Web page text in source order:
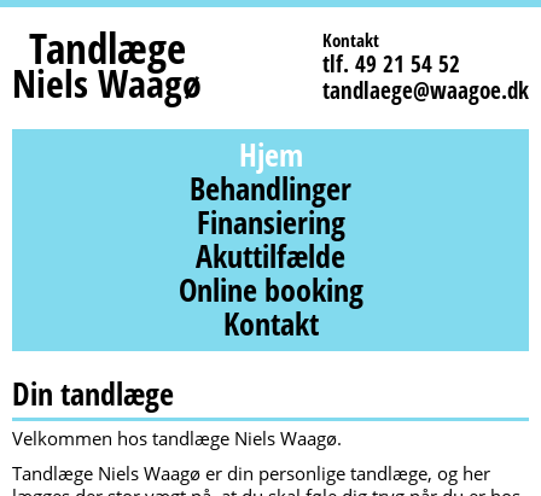
Tandlæge
Niels Waagø
Kontakt
tlf. 49 21 54 52
tandlaege@waagoe.dk
Hjem
Behandlinger
Finansiering
Akuttilfælde
Online booking
Kontakt
Din tandlæge
Velkommen hos tandlæge Niels Waagø.
Tandlæge Niels Waagø er din personlige tandlæge, og her